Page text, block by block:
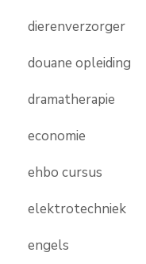
dierenverzorger
douane opleiding
dramatherapie
economie
ehbo cursus
elektrotechniek
engels